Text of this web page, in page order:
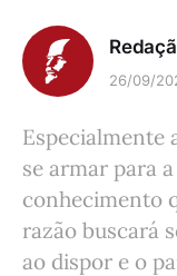
26/09/
Especialmente
se armar para
conhecimento
razão buscará
ao dispor e o